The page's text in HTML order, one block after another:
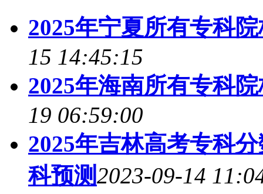
2025年宁夏所有专科
15 14:45:15
2025年海南所有专科
19 06:59:00
2025年吉林高考专科
科预测2023-09-14